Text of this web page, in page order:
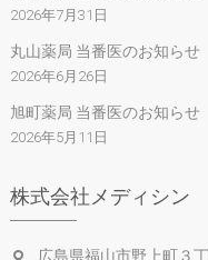
2026年7月31日
丸山薬局 当番医のお知らせ
2026年6月26日
旭町薬局 当番医のお知らせ
2026年5月11日
株式会社メディシン
広島県福山市野上町３